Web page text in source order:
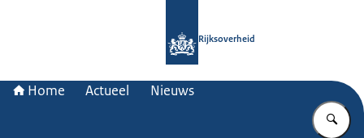
Rijksoverheid
Home Actueel Nieuws